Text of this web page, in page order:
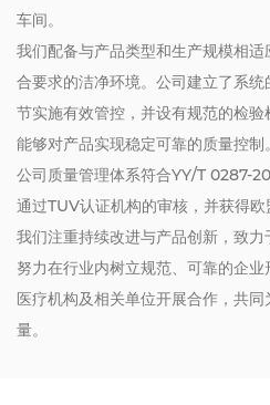
车间。
我们配备与产品类型和生产规模相
合要求的洁净环境。公司建立了系
节实施有效管控，并设有规范的检验
能够对产品实现稳定可靠的质量控制。
公司质量管理体系符合YY/T 0287-
通过TUV认证机构的审核，并获得欧
我们注重持续改进与产品创新，致力
努力在行业内树立规范、可靠的企
医疗机构及相关单位开展合作，共
量。